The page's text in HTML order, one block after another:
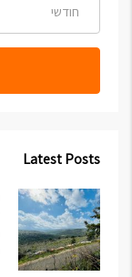
חודשי
Latest Posts